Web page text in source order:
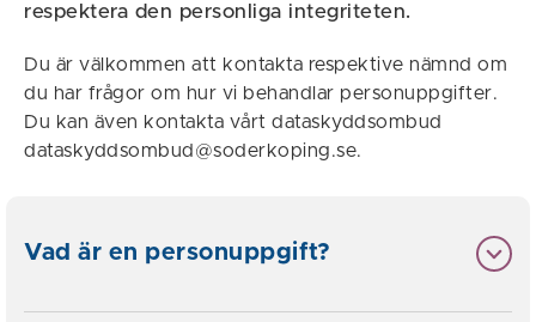
respektera den personliga integriteten.
Du är välkommen att kontakta respektive nämnd om
du har frågor om hur vi behandlar personuppgifter.
Du kan även kontakta vårt dataskyddsombud
dataskyddsombud@soderkoping.se.
Vad är en personuppgift?